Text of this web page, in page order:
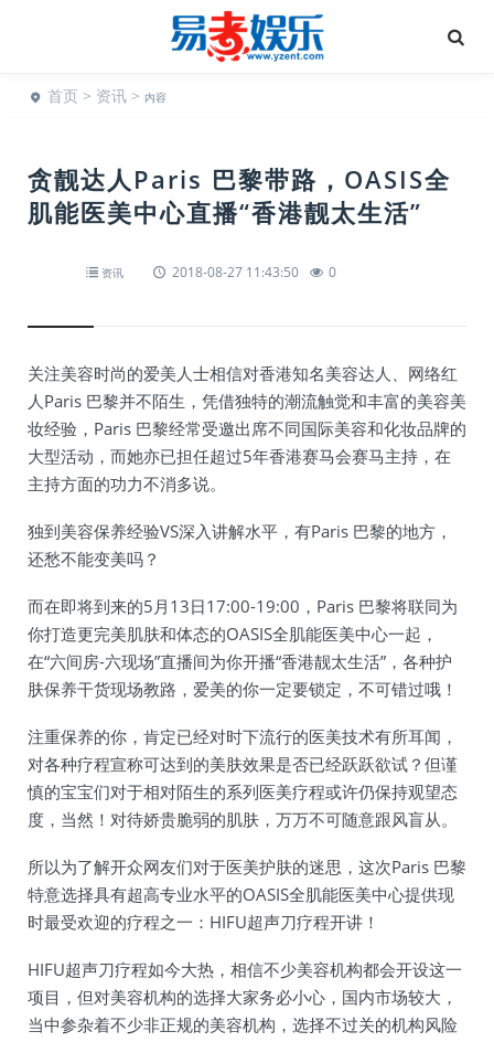
首页 > 资讯 > 内容
贪靓达人Paris 巴黎带路，OASIS全
肌能医美中心直播“香港靓太生活”
资讯 2018-08-27 11:43:50 0
关注美容时尚的爱美人士相信对香港知名美容达人、网络红
人Paris 巴黎并不陌生，凭借独特的潮流触觉和丰富的美容美
妆经验，Paris 巴黎经常受邀出席不同国际美容和化妆品牌的
大型活动，而她亦已担任超过5年香港赛马会赛马主持，在
主持方面的功力不消多说。
独到美容保养经验VS深入讲解水平，有Paris 巴黎的地方，
还愁不能变美吗？
而在即将到来的5月13日17:00-19:00，Paris 巴黎将联同为
你打造更完美肌肤和体态的OASIS全肌能医美中心一起，
在“六间房-六现场”直播间为你开播“香港靓太生活”，各种护
肤保养干货现场教路，爱美的你一定要锁定，不可错过哦！
注重保养的你，肯定已经对时下流行的医美技术有所耳闻，
对各种疗程宣称可达到的美肤效果是否已经跃跃欲试？但谨
慎的宝宝们对于相对陌生的系列医美疗程或许仍保持观望态
度，当然！对待娇贵脆弱的肌肤，万万不可随意跟风盲从。
所以为了解开众网友们对于医美护肤的迷思，这次Paris 巴黎
特意选择具有超高专业水平的OASIS全肌能医美中心提供现
时最受欢迎的疗程之一：HIFU超声刀疗程开讲！
HIFU超声刀疗程如今大热，相信不少美容机构都会开设这一
项目，但对美容机构的选择大家务必小心，国内市场较大，
当中参杂着不少非正规的美容机构，选择不过关的机构风险